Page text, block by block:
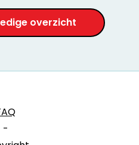
overzicht
-